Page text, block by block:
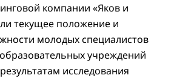
компании «Яков и
текущее положение и
молодых специалистов
учреждений
исследования